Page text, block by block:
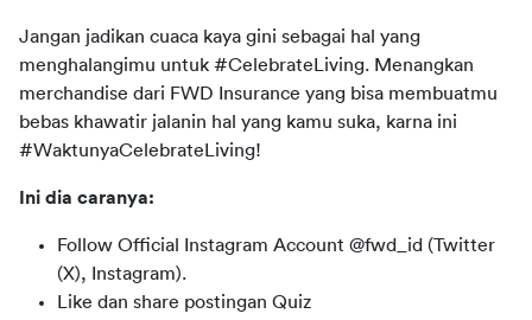
Jangan jadikan cuaca kaya gini sebagai hal
menghalangimu untuk #CelebrateLiving. Menangkan
merchandise dari FWD Insurance yang bisa membuatmu
bebas khawatir jalanin hal yang kamu suka, karna ini
#WaktunyaCelebrateLiving!
Ini dia caranya:
Follow Official Instagram Account @fwd_id (Twitter
(X), Instagram).
Like dan share postingan Quiz